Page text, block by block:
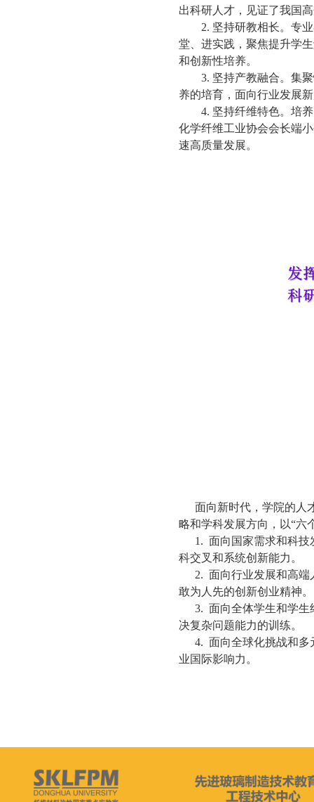
出科研人才，见证了我国
2. 坚持研教相长。专
堂、进实践，聚焦提升学
和创新性培养。
3. 坚持产教融合。集
养的培育，面向行业发展
4. 坚持纤维特色。培
化学纤维工业协会会长端
速高质量发展。
面向新时代，学院的人
略和学科发展方向，以“六
1. 面向国家需求和科技
科交叉和系统创新能力。
2. 面向行业发展和高端
敢为人先的创新创业精神。
3. 面向全体学生和学生
决复杂问题能力的训练。
4. 面向全球化挑战和多
业国际影响力。